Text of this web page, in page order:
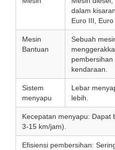
dalam
Euro III, Euro
Mesin
Bantuan
Sebuah
kendaraan.
Sistem
menyapu
Lebar
lebih.
Kecepatan menyapu: Dapat
3-15 km/jam).
Efisiensi pembersihan: